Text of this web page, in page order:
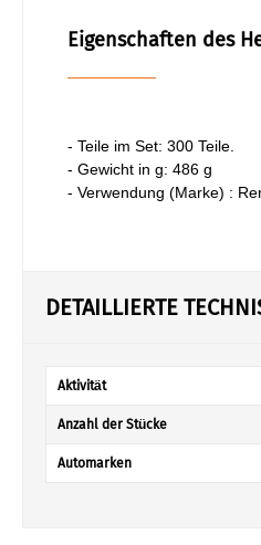
Eigenschaften des
- Teile im Set: 300 Teile.
- Gewicht in g: 486 g
- Verwendung (Marke) :
DETAILLIERTE
Aktivität
Anzahl der Stücke
Automarken